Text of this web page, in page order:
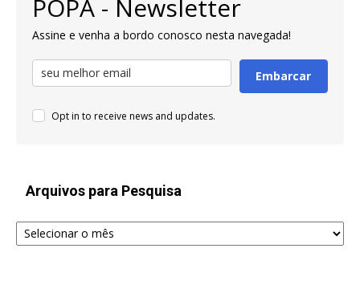
POPA - Newsletter
Assine e venha a bordo conosco nesta navegada!
Embarcar
Opt in to receive news and updates.
Arquivos para Pesquisa
Arquivos
para